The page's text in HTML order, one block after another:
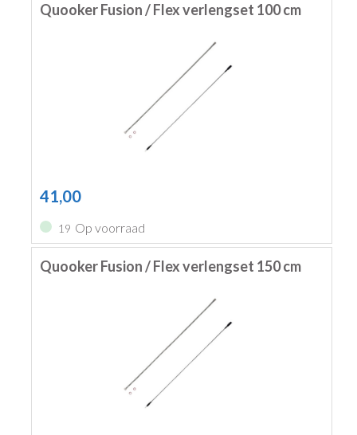
Quooker Fusion / Flex verlengset 100 cm
41,00
19 Op voorraad
Quooker Fusion / Flex verlengset 150 cm